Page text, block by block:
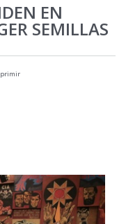
EN
SEMILLAS